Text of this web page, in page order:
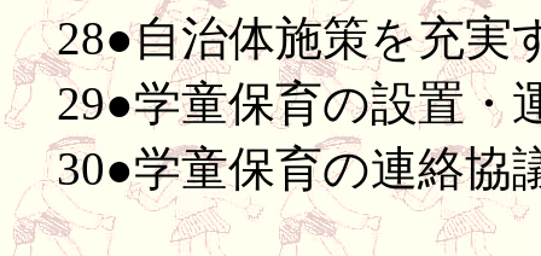
28●自治体施策を充実
29●学童保育の設置・
30●学童保育の連絡協